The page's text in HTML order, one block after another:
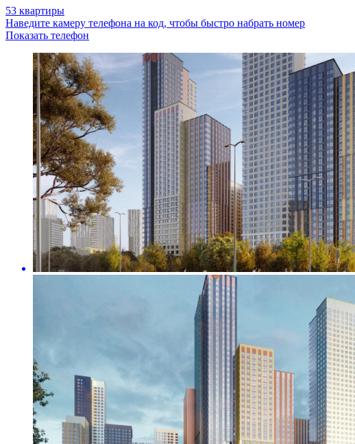
53 квартиры
Наведите камеру телефона на код, чтобы быстро набрать номер
Показать телефон